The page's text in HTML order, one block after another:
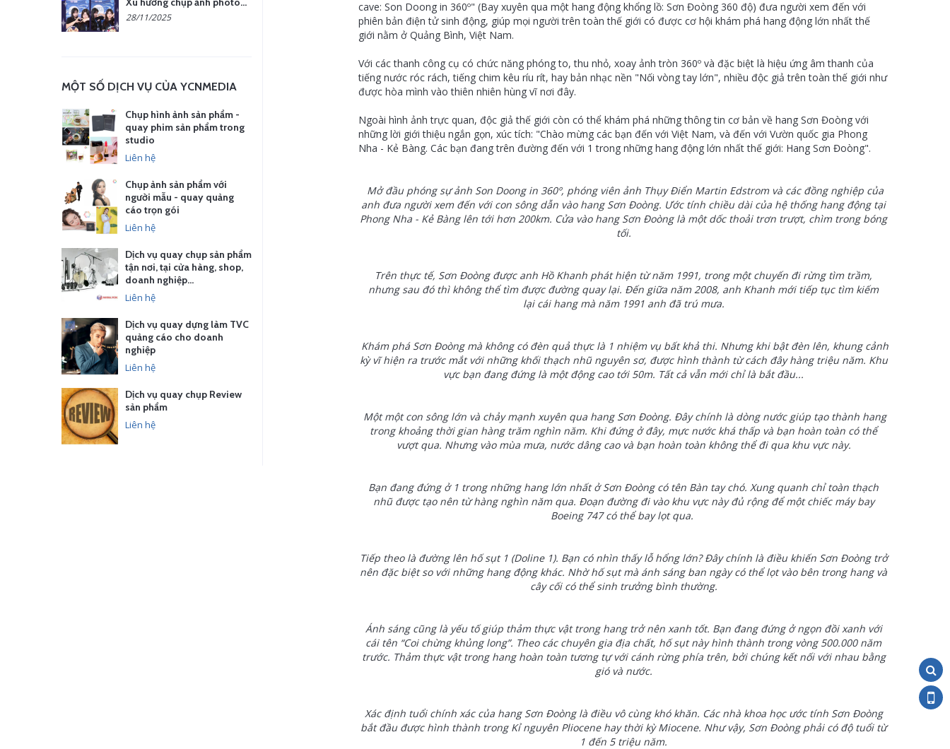
cave: Son Doong in 360º" (Bay xuyên qua một hang động khổng lồ: Sơn Đoòng 360 độ) đưa người xem đến với
phiên bản điện tử sinh động, giúp mọi người trên toàn thế giới có được cơ hội khám phá hang động lớn nhất thế
giới nằm ở Quảng Bình, Việt Nam.
Với các thanh công cụ có chức năng phóng to, thu nhỏ, xoay ảnh tròn 360º và đặc biệt là hiệu ứng âm thanh của
tiếng nước róc rách, tiếng chim kêu ríu rít, hay bản nhạc nền "Nối vòng tay lớn", nhiều độc giả trên toàn thế giới như
được hòa mình vào thiên nhiên hùng vĩ nơi đây.
Ngoài hình ảnh trực quan, độc giả thế giới còn có thể khám phá những thông tin cơ bản về hang Sơn Đoòng với
những lời giới thiệu ngắn gọn, xúc tích: "Chào mừng các bạn đến với Việt Nam, và đến với Vườn quốc gia Phong
Nha - Kẻ Bàng. Các bạn đang trên đường đến với 1 trong những hang động lớn nhất thế giới: Hang Sơn Đoòng".
Mở đầu phóng sự ảnh Son Doong in 360º, phóng viên ảnh Thụy Điển Martin Edstrom và các đồng nghiệp của
anh đưa người xem đến với con sông dẫn vào hang Sơn Đoòng. Ước tính chiều dài của hệ thống hang động tại
Phong Nha - Kẻ Bàng lên tới hơn 200km. Cửa vào hang Sơn Đoòng là một dốc thoải trơn trượt, chìm trong bóng
tối.
Trên thực tế, Sơn Đoòng được anh Hồ Khanh phát hiện từ năm 1991, trong một chuyến đi rừng tìm trầm,
nhưng sau đó thì không thể tìm được đường quay lại. Đến giữa năm 2008, anh Khanh mới tiếp tục tìm kiếm
lại cái hang mà năm 1991 anh đã trú mưa.
Khám phá Sơn Đoòng mà không có đèn quả thực là 1 nhiệm vụ bất khả thi. Nhưng khi bật đèn lên, khung cảnh
kỳ vĩ hiện ra trước mắt với những khối thạch nhũ nguyên sơ, được hình thành từ cách đây hàng triệu năm. Khu
vực bạn đang đứng là một động cao tới 50m. Tất cả vẫn mới chỉ là bắt đầu...
Một một con sông lớn và chảy mạnh xuyên qua hang Sơn Đoòng. Đây chính là dòng nước giúp tạo thành hang
trong khoảng thời gian hàng trăm nghìn năm. Khi đứng ở đây, mực nước khá thấp và bạn hoàn toàn có thể
vượt qua. Nhưng vào mùa mưa, nước dâng cao và bạn hoàn toàn không thể đi qua khu vực này.
Bạn đang đứng ở 1 trong những hang lớn nhất ở Sơn Đoòng có tên Bàn tay chó. Xung quanh chỉ toàn thạch
nhũ được tạo nên từ hàng nghìn năm qua. Đoạn đường đi vào khu vực này đủ rộng để một chiếc máy bay
Boeing 747 có thể bay lọt qua.
Tiếp theo là đường lên hố sụt 1 (Doline 1). Bạn có nhìn thấy lỗ hổng lớn? Đây chính là điều khiến Sơn Đoòng trở
nên đặc biệt so với những hang động khác. Nhờ hố sụt mà ánh sáng ban ngày có thể lọt vào bên trong hang và
cây cối có thể sinh trưởng bình thường.
Ánh sáng cũng là yếu tố giúp thảm thực vật trong hang trở nên xanh tốt. Bạn đang đứng ở ngọn đồi xanh với
cái tên “Coi chừng khủng long”. Theo các chuyên gia địa chất, hố sụt này hình thành trong vòng 500.000 năm
trước. Thảm thực vật trong hang hoàn toàn tương tự với cánh rừng phía trên, bởi chúng kết nối với nhau bằng
gió và nước.
Xác định tuổi chính xác của hang Sơn Đoòng là điều vô cùng khó khăn. Các nhà khoa học ước tính Sơn Đoòng
bắt đầu được hình thành trong Kỉ nguyên Pliocene hay thời kỳ Miocene. Như vậy, Sơn Đoòng phải có độ tuổi từ
1 đến 5 triệu năm.
28/11/2025
MỘT SỐ DỊCH VỤ CỦA YCNMEDIA
Chụp hình ảnh sản phẩm -
quay phim sản phẩm trong
studio
Liên hệ
Chụp ảnh sản phẩm với
người mẫu - quay quảng
cáo trọn gói
Liên hệ
Dịch vụ quay chụp sản phẩm
tận nơi, tại cửa hàng, shop,
doanh nghiệp…
Liên hệ
Dịch vụ quay dựng làm TVC
quảng cáo cho doanh
nghiệp
Liên hệ
Dịch vụ quay chụp Review
sản phẩm
Liên hệ